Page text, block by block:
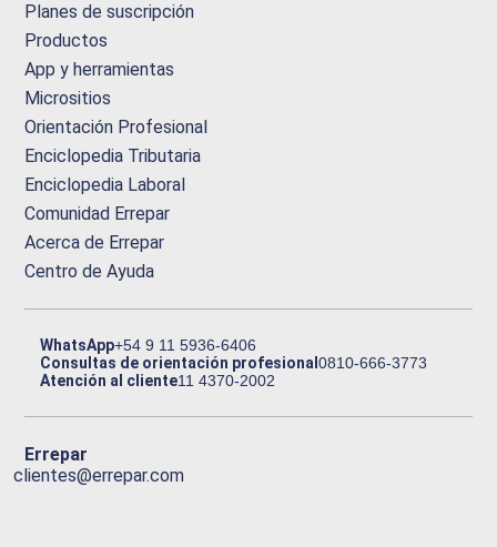
Planes de suscripción
Productos
App y herramientas
Micrositios
Orientación Profesional
Enciclopedia Tributaria
Enciclopedia Laboral
Comunidad Errepar
Acerca de Errepar
Centro de Ayuda
WhatsApp+54 9 11 5936-6406
Consultas de orientación profesional0810-666-3773
Atención al cliente11 4370-2002
Errepar
clientes@errepar.com